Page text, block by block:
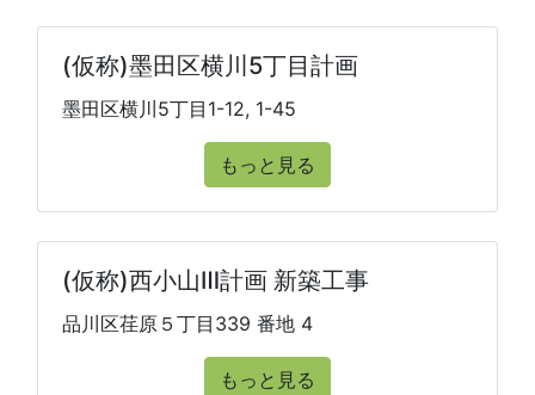
(仮称)墨田区横川5丁目計画
墨田区横川5丁目1-12, 1-45
もっと見る
(仮称)西小山Ⅲ計画 新築工事
品川区荏原５丁目339 番地 4
もっと見る